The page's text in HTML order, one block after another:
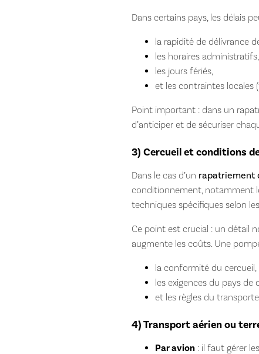
Dans certains pays, les délais
la rapidité de délivrance
les horaires administratifs,
les jours fériés,
et les contraintes locales
Point important : dans un
d’anticiper et de sécuriser
3) Cercueil et conditions
Dans le cas d’un rapatriement
conditionnement, notamment
techniques spécifiques selon
Ce point est crucial : un détail
augmente les coûts. Une
la conformité du cercueil,
les exigences du pays de
et les règles du
4) Transport aérien ou
Par avion : il faut gérer